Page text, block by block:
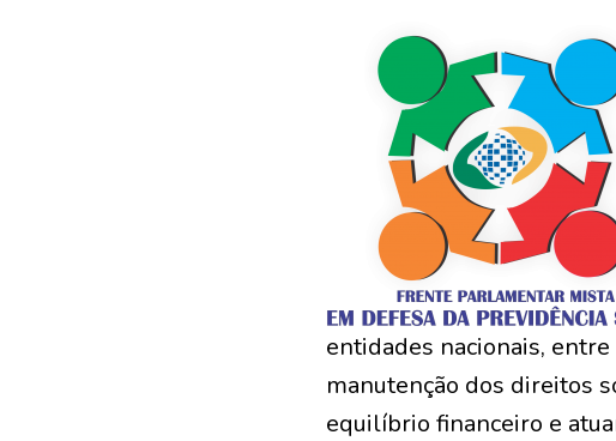
entidades nacionais,
manutenção dos direitos
equilíbrio financeiro e